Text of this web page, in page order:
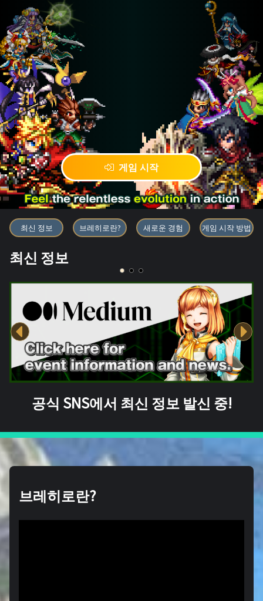
게임 시작
블록체인 게임 「BRAVE
최신 정보 브레히로란? 새로운 경험 게임 시작 방법
최신 정보
공식 SNS에서 최신 정보 발신 중!
브레히로란?